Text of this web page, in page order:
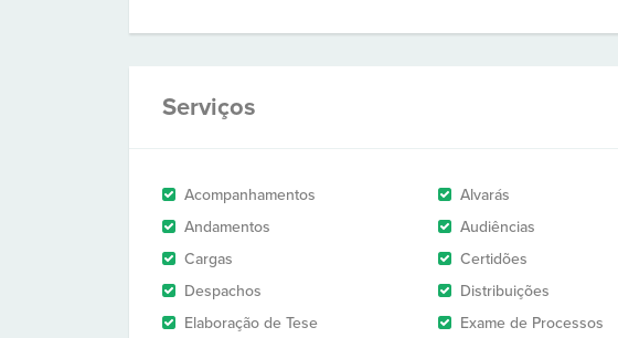
Serviços
Acompanhamentos Alvarás
Andamentos
Audiências
Cargas
Certidões
Despachos
Distribuições
Elaboração de Tese
Exame de Processos